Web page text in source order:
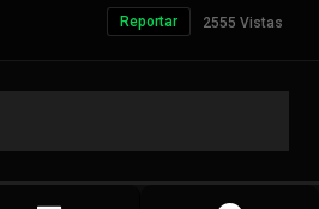
2555 Vistas
Reportar